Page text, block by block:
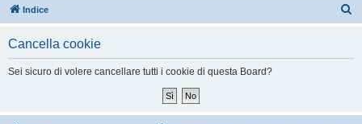
Indice
Cancella cookie
Sei sicuro di volere cancellare tutti i cookie di questa Board?